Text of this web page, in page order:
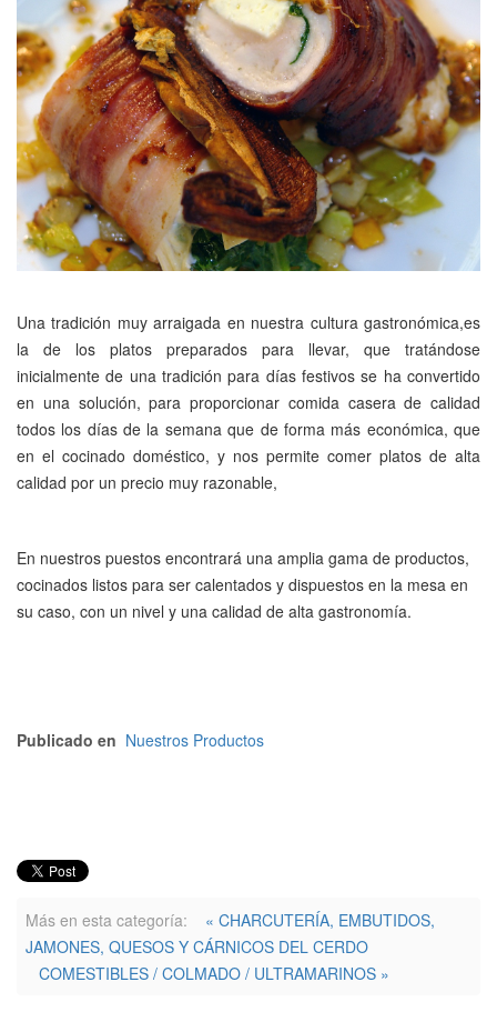
Una tradición muy arraigada en nuestra cultura gastronómica,es
la de los platos preparados para llevar, que tratándose
inicialmente de una tradición para días festivos se ha convertido
en una solución, para proporcionar comida casera de calidad
todos los días de la semana que de forma más económica, que
en el cocinado doméstico, y nos permite comer platos de alta
calidad por un precio muy razonable,
En nuestros puestos encontrará una amplia gama de productos,
cocinados listos para ser calentados y dispuestos en la mesa en
su caso, con un nivel y una calidad de alta gastronomía.
Publicado en Nuestros Productos
Más en esta categoría:
« CHARCUTERÍA, EMBUTIDOS,
JAMONES, QUESOS Y CÁRNICOS DEL CERDO
COMESTIBLES / COLMADO / ULTRAMARINOS »